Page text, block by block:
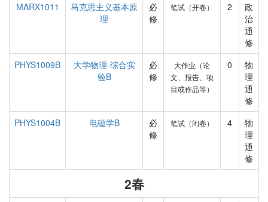
MARX1011
马克思主义基本原
理
必
修
笔试（开卷） 2
政
治
通
修
PHYS1009B
大学物理-综合实
验B
必
修
大作业（论
文、报告、项
目或作品等）
0
物
理
通
修
PHYS1004B
电磁学B
必
修
笔试（闭卷） 4
物
理
通
修
2春